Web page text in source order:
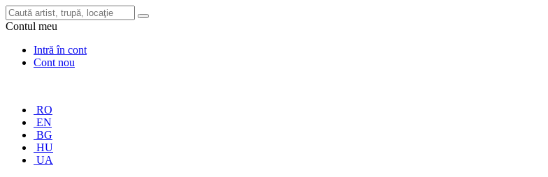
Contul meu
Intră în cont
Cont nou
RO
EN
BG
HU
UA